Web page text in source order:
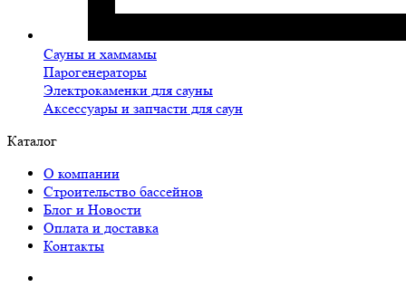
Сауны и хаммамы
Парогенераторы
Электрокаменки для сауны
Аксессуары и запчасти для саун
Каталог
О компании
Строительство бассейнов
Блог и Новости
Оплата и доставка
Контакты